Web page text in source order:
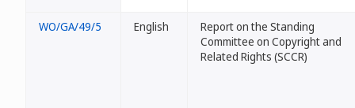
WO/GA/49/5 English
Report on the Standing
Committee on Copyright and
Related Rights (SCCR)